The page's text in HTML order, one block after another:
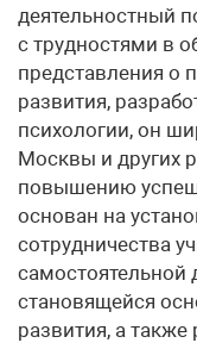
деятельностный
с трудностями в
представления о
развития,
психологии, он
Москвы и других
повышению
основан на
сотрудничества
самостоятельной
становящейся
развития, а также